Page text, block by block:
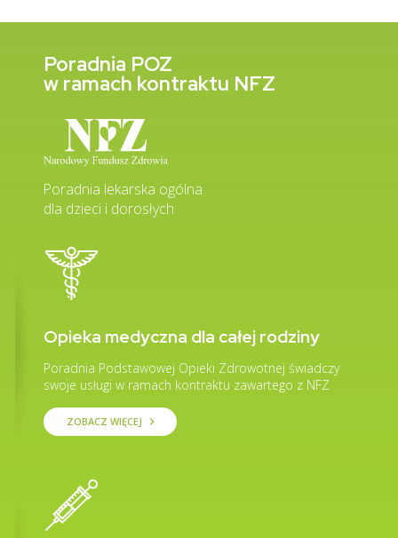
Poradnia POZ
w ramach kontraktu NFZ
Poradnia lekarska ogólna
dla dzieci i dorosłych
Opieka medyczna dla całej rodziny
Poradnia Podstawowej Opieki Zdrowotnej świadczy
swoje usługi w ramach kontraktu zawartego z NFZ
ZOBACZ WIĘCEJ keyboard_arrow_right